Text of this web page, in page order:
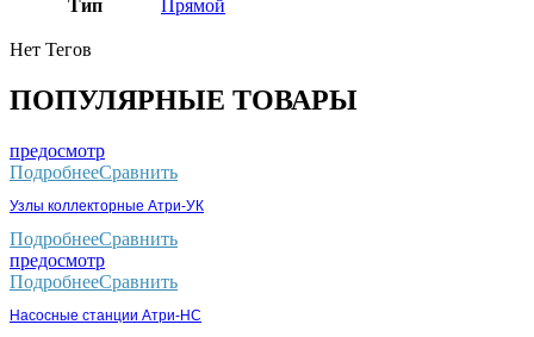
Тип Прямой
Нет Тегов
ПОПУЛЯРНЫЕ ТОВАРЫ
предосмотр
ПодробнееСравнить
Узлы коллекторные Атри-УК
ПодробнееСравнить
предосмотр
ПодробнееСравнить
Насосные станции Атри-НС